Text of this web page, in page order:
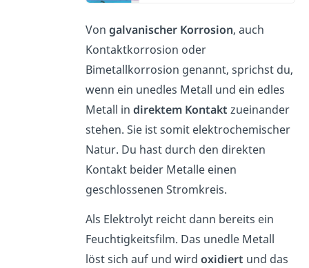
Von galvanischer Korrosion, auch
Kontaktkorrosion oder
Bimetallkorrosion genannt, sprichst du,
wenn ein unedles Metall und ein edles
Metall in direktem Kontakt zueinander
stehen. Sie ist somit elektrochemischer
Natur. Du hast durch den direkten
Kontakt beider Metalle einen
geschlossenen Stromkreis.
Als Elektrolyt reicht dann bereits ein
Feuchtigkeitsfilm. Das unedle Metall
löst sich auf und wird oxidiert und das